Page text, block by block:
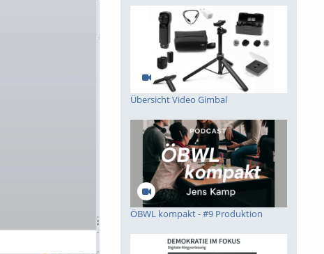
Übersicht Video Gimbal
ÖBWL kompakt - #9 Produktion